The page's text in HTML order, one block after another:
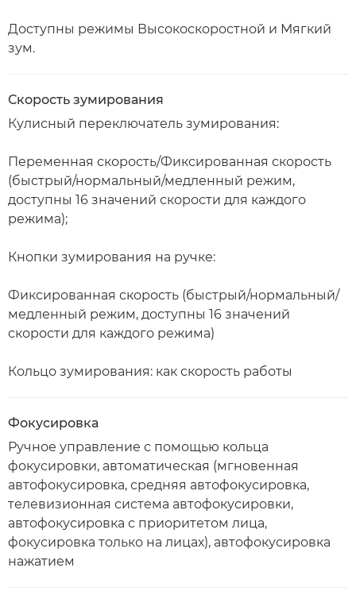
Доступны режимы Высокоскоростной и Мягкий
зум.
Скорость зумирования
Кулисный переключатель зумирования:
Переменная скорость/Фиксированная скорость
(быстрый/нормальный/медленный режим,
доступны 16 значений скорости для каждого
режима);
Кнопки зумирования на ручке:
Фиксированная скорость (быстрый/нормальный/
медленный режим, доступны 16 значений
скорости для каждого режима)
Кольцо зумирования: как скорость работы
Фокусировка
Ручное управление с помощью кольца
фокусировки, автоматическая (мгновенная
автофокусировка, средняя автофокусировка,
телевизионная система автофокусировки,
автофокусировка с приоритетом лица,
фокусировка только на лицах), автофокусировка
нажатием